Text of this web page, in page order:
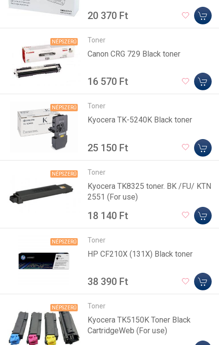
20 370 Ft
NÉPSZERŰ Toner
Canon CRG 729 Black toner
16 570 Ft
NÉPSZERŰ Toner
Kyocera TK-5240K Black toner
25 150 Ft
NÉPSZERŰ Toner
Kyocera TK8325 toner. BK /FU/ KTN
2551 (For use)
18 140 Ft
NÉPSZERŰ Toner
HP CF210X (131X) Black toner
38 390 Ft
NÉPSZERŰ Toner
Kyocera TK5150K Toner Black
CartridgeWeb (For use)